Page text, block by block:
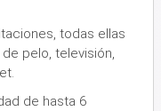
todas ellas
pelo, televisión,
de hasta 6